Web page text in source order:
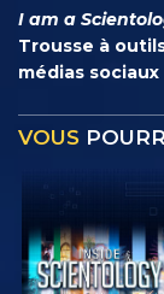
I am a
Trousse à
médias sociaux
VOUS